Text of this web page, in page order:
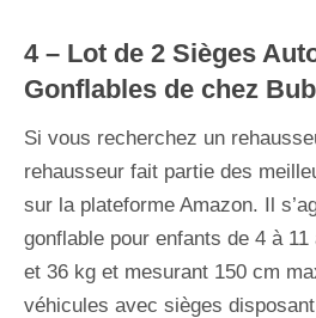
4 – Lot de 2 Sièges
Gonflables de chez
Si vous recherchez un
rehausseur fait partie des
sur la plateforme Amazon. Il
gonflable pour enfants de 4 à
et 36 kg et mesurant 150 cm
véhicules avec sièges